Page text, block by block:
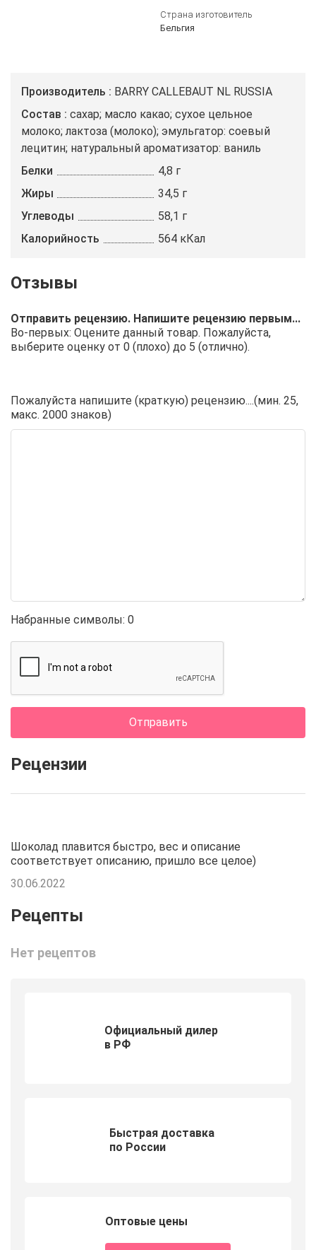
Страна изготовитель
Бельгия
Производитель
BARRY CALLEBAUT NL RUSSIA
Состав
сахар; масло какао; сухое цельное
молоко; лактоза (молоко); эмульгатор: соевый
лецитин; натуральный ароматизатор: ваниль
Белки
4,8 г
Жиры
34,5 г
Углеводы
58,1 г
Калорийность
564 кКал
Отправить рецензию. Напишите рецензию первым...
Во-первых: Оцените данный товар. Пожалуйста,
выберите оценку от 0 (плохо) до 5 (отлично).
Пожалуйста напишите (краткую) рецензию....(мин. 25,
макс. 2000 знаков)
Набранные символы: 0
Отправить
Рецензии
Шоколад плавится быстро, вес и описание
соответствует описанию, пришло все целое)
30.06.2022
Нет рецептов
Официальный дилер
в РФ
Быстрая доставка
по России
Оптовые цены